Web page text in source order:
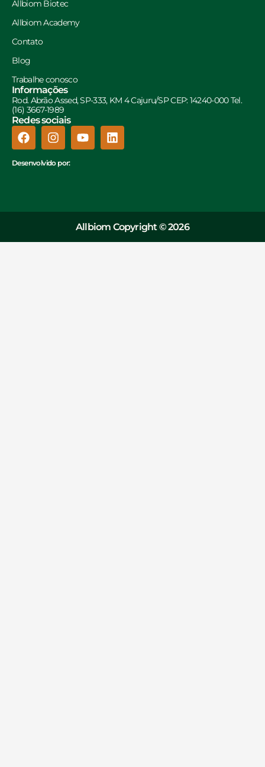
Allbiom Biotec
Allbiom Academy
Contato
Blog
Trabalhe conosco
Informações
Rod. Abrão Assed, SP-333, KM 4 Cajuru/SP CEP: 14240-000 Tel.
(16) 3667-1989
Redes sociais
Desenvolvido por:
Allbiom Copyright © 2026